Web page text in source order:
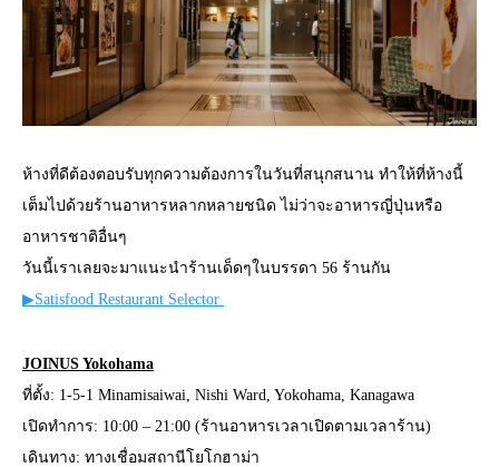
ห้างที่ดีต้องตอบรับทุกความต้องการในวันที่สนุกสนาน ทำให้ที่ห้างนี้
เต็มไปด้วยร้านอาหารหลากหลายชนิด ไม่ว่าจะอาหารญี่ปุ่นหรือ
อาหารชาติอื่นๆ
วันนี้เราเลยจะมาแนะนำร้านเด็ดๆในบรรดา 56 ร้านกัน
▶︎Satisfood Restaurant Selector
JOINUS Yokohama
ที่ตั้ง: 1-5-1 Minamisaiwai, Nishi Ward, Yokohama, Kanagawa
เปิดทำการ: 10:00 – 21:00 (ร้านอาหารเวลาเปิดตามเวลาร้าน)
เดินทาง: ทางเชื่อมสถานีโยโกฮาม่า